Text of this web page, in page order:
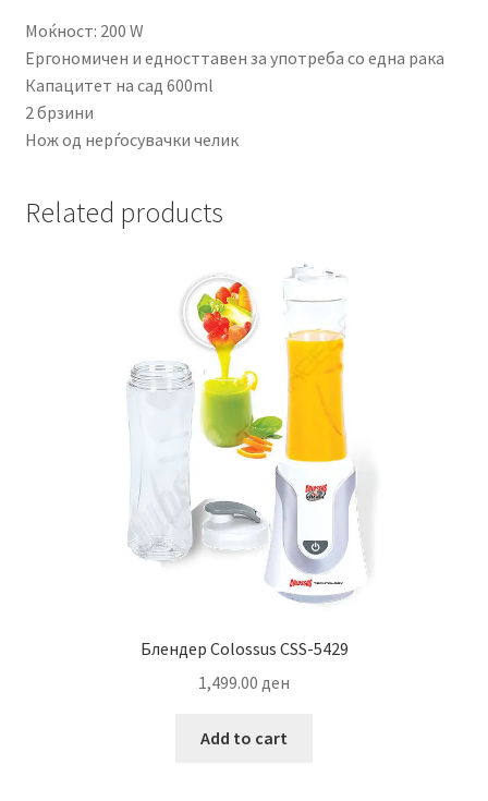
Моќност: 200 W
Ергономичен и едносттавен за употреба со една рака
Капацитет на сад 600ml
2 брзини
Нож од нерѓосувачки челик
Related products
Блендер Colossus CSS-5429
1,499.00 ден
Add to cart